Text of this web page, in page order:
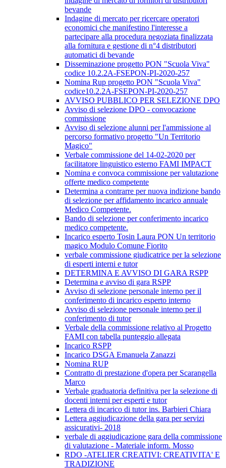
bevande
Indagine di mercato per ricercare operatori
economici che manifestino l'interesse a
partecipare alla procedura negoziata finalizzata
alla fornitura e gestione di n°4 distributori
automatici di bevande
Disseminazione progetto PON "Scuola Viva"
codice 10.2.2A-FSEPON-PI-2020-257
Nomina Rup progetto PON "Scuola Viva"
codice10.2.2A-FSEPON-PI-2020-257
AVVISO PUBBLICO PER SELEZIONE DPO
Avviso di selezione DPO - convocazione
commissione
Avviso di selezione alunni per l'ammissione al
percorso formativo progetto "Un Territorio
Magico"
Verbale commissione del 14-02-2020 per
facilitatore linguistico esterno FAMI IMPACT
Nomina e convoca commissione per valutazione
offerte medico competente
Determina a contrarre per nuova indizione bando
di selezione per affidamento incarico annuale
Medico Competente.
Bando di selezione per conferimento incarico
medico competente.
Incarico esperto Tosin Laura PON Un territorio
magico Modulo Comune Fiorito
verbale commissione giudicatrice per la selezione
di esperti interni e tutor
DETERMINA E AVVISO DI GARA RSPP
Determina e avviso di gara RSPP
Avviso di selezione personale interno per il
conferimento di incarico esperto interno
Avviso di selezione personale interno per il
conferimento di tutor
Verbale della commissione relativo al Progetto
FAMI con tabella punteggio allegata
Incarico RSPP
Incarico DSGA Emanuela Zanazzi
Nomina RUP
Contratto di prestazione d'opera per Scarangella
Marco
Verbale graduatoria definitiva per la selezione di
docenti interni per esperti e tutor
Lettera di incarico di tutor ins. Barbieri Chiara
Lettera aggiudicazione della gara per servizi
assicurativi- 2018
verbale di aggiudicazione gara della commissione
di valutazione - Materiale inform. Mosso
RDO -ATELIER CREATIVI: CREATIVITA' E
TRADIZIONE